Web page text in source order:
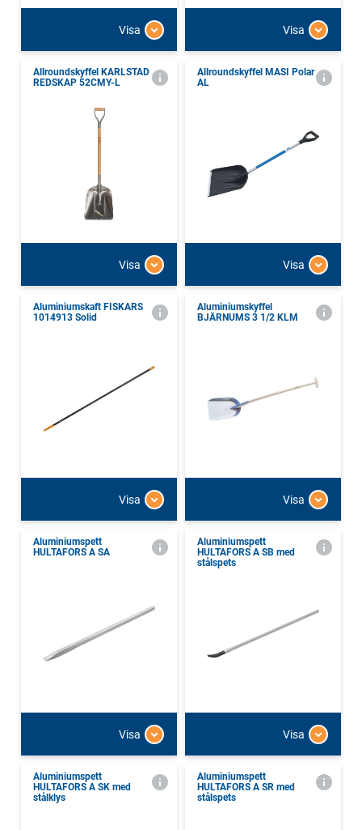
Visa Visa
Allroundskyffel KARLSTAD
REDSKAP 52CMY-L
Visa
Allroundskyffel MASI Polar
AL
Visa
Aluminiumskaft FISKARS
1014913 Solid
Visa
Aluminiumskyffel
BJÄRNUMS 3 1/2 KLM
Visa
Aluminiumspett
HULTAFORS A SA
Visa
Aluminiumspett
HULTAFORS A SB med
stålspets
Visa
Aluminiumspett
HULTAFORS A SK med
stålklys
Aluminiumspett
HULTAFORS A SR med
stålspets